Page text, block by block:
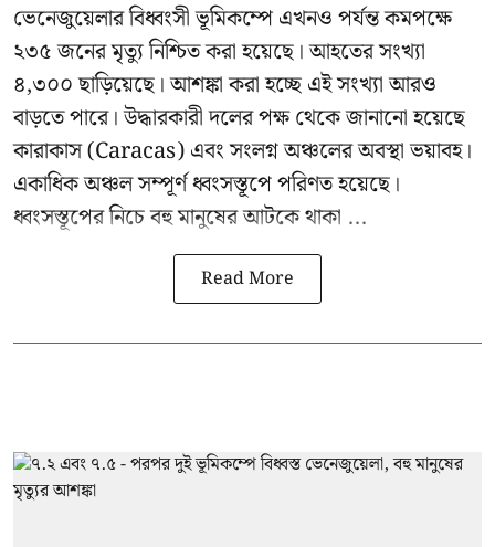
ভেনেজুয়েলার বিধ্বংসীভূমিকম্পেএখনও পর্যন্ত কমপক্ষে
২৩৫ জনের মৃত্যু নিশ্চিত করা হয়েছে। আহতের সংখ্যা
৪,৩০০ ছাড়িয়েছে। আশঙ্কা করা হচ্ছে এই সংখ্যা আরও
বাড়তে পারে। উদ্ধারকারী দলের পক্ষ থেকে জানানো হয়েছে
কারাকাস (Caracas) এবং সংলগ্ন অঞ্চলের অবস্থা ভয়াবহ।
একাধিক অঞ্চল সম্পূর্ণ ধ্বংসস্তূপে পরিণত হয়েছে।
ধ্বংসস্তূপের নিচে বহু মানুষের আটকে থাকা ...
Read More